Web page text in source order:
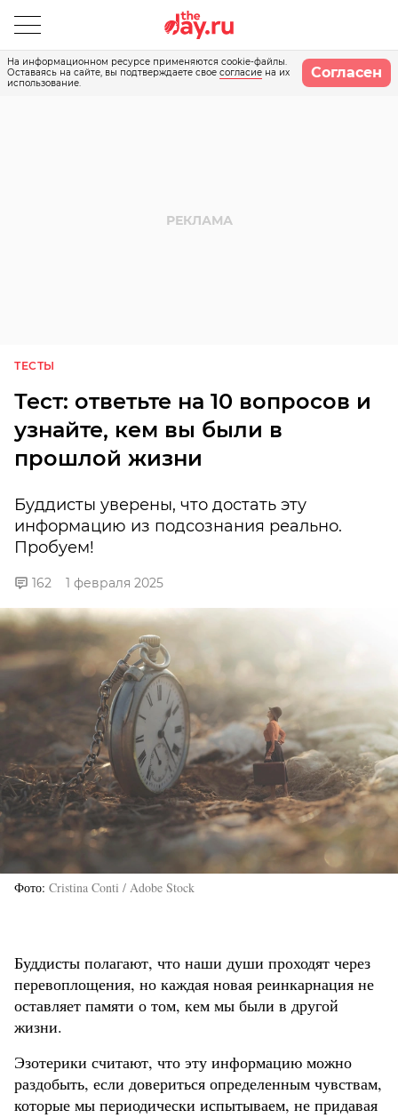
На информационном ресурсе применяются cookie-файлы.
Оставаясь на сайте, вы подтверждаете свое согласие на их
использование.
Согласен
ТЕСТЫ
Тест: ответьте на 10 вопросов и
узнайте, кем вы были в
прошлой жизни
Буддисты уверены, что достать эту
информацию из подсознания реально.
Пробуем!
162 1 февраля 2025
Фото Cristina Conti / Adobe Stock
Буддисты полагают, что наши души проходят через
перевоплощения, но каждая новая реинкарнация не
оставляет памяти о том, кем мы были в другой
жизни.
Эзотерики считают, что эту информацию можно
раздобыть, если довериться определенным чувствам,
которые мы периодически испытываем, не придавая